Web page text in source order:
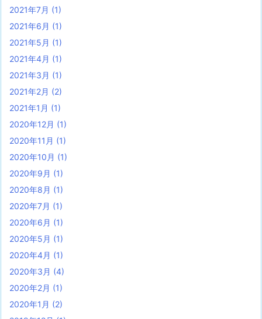
2021年7月 (1)
2021年6月 (1)
2021年5月 (1)
2021年4月 (1)
2021年3月 (1)
2021年2月 (2)
2021年1月 (1)
2020年12月 (1)
2020年11月 (1)
2020年10月 (1)
2020年9月 (1)
2020年8月 (1)
2020年7月 (1)
2020年6月 (1)
2020年5月 (1)
2020年4月 (1)
2020年3月 (4)
2020年2月 (1)
2020年1月 (2)